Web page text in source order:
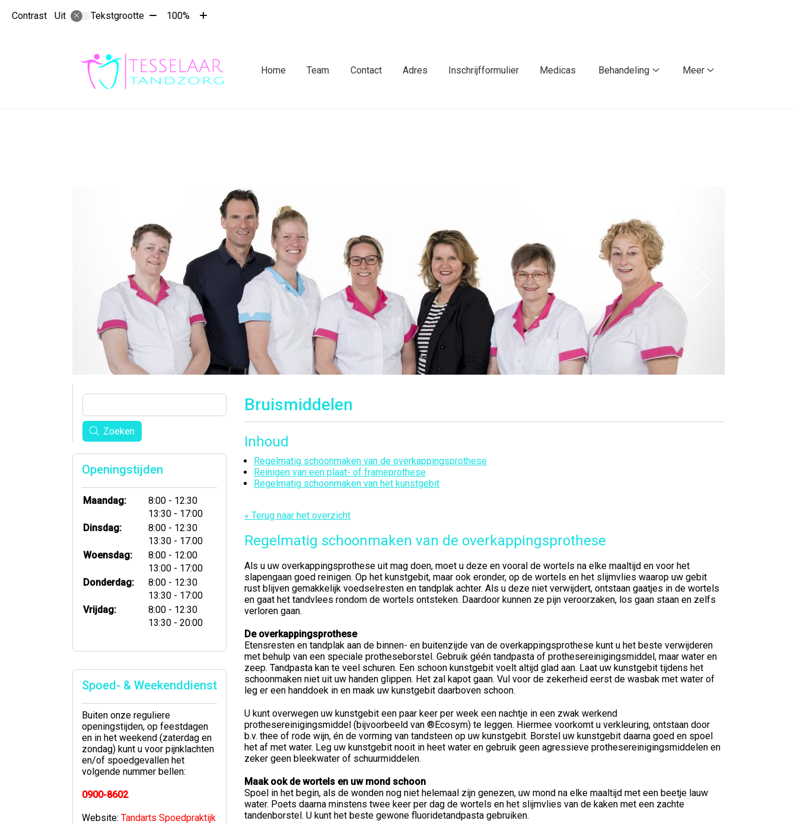
Contrast Uit Tekstgrootte Tekst100%
Tekst
Hoofdmenu
Home Team Contact Adres Inschrijfformulier Medicas
Behandeling
Meer
Bruismiddelen
Inhoud
Regelmatig schoonmaken van de overkappingsprothese
Reinigen van een plaat- of frameprothese
Regelmatig schoonmaken van het kunstgebit
« Terug naar het overzicht
Regelmatig schoonmaken van de overkappingsprothese
Als u uw overkappingsprothese uit mag doen, moet u deze en vooral de wortels na elke maaltijd en voor het
slapengaan goed reinigen. Op het kunstgebit, maar ook eronder, op de wortels en het slijmvlies waarop uw gebit
rust blijven gemakkelijk voedselresten en tandplak achter. Als u deze niet verwijdert, ontstaan gaatjes in de wortels
en gaat het tandvlees rondom de wortels ontsteken. Daardoor kunnen ze pijn veroorzaken, los gaan staan en zelfs
verloren gaan.
De overkappingsprothese
Etensresten en tandplak aan de binnen- en buitenzijde van de overkappingsprothese kunt u het beste verwijderen
met behulp van een speciale protheseborstel. Gebruik géén tandpasta of prothesereinigingsmiddel, maar water en
zeep. Tandpasta kan te veel schuren. Een schoon kunstgebit voelt altijd glad aan. Laat uw kunstgebit tijdens het
schoonmaken niet uit uw handen glippen. Het zal kapot gaan. Vul voor de zekerheid eerst de wasbak met water of
leg er een handdoek in en maak uw kunstgebit daarboven schoon.
U kunt overwegen uw kunstgebit een paar keer per week een nachtje in een zwak werkend
prothesereinigingsmiddel (bijvoorbeeld van ®Ecosym) te leggen. Hiermee voorkomt u verkleuring, ontstaan door
b.v. thee of rode wijn, én de vorming van tandsteen op uw kunstgebit. Borstel uw kunstgebit daarna goed en spoel
het af met water. Leg uw kunstgebit nooit in heet water en gebruik geen agressieve prothesereinigingsmiddelen en
zeker geen bleekwater of schuurmiddelen.
Maak ook de wortels en uw mond schoon
Spoel in het begin, als de wonden nog niet helemaal zijn genezen, uw mond na elke maaltijd met een beetje lauw
water. Poets daarna minstens twee keer per dag de wortels en het slijmvlies van de kaken met een zachte
tandenborstel. U kunt het beste gewone fluoridetandpasta gebruiken.
Zoeken
Openingstijden
Maandag: 8:00 tot
- 12:30
13:30 tot
- 17:00
Dinsdag:
8:00 tot
- 12:30
13:30 tot
- 17.00
Woensdag:
8:00 tot
- 12:00
13:00 tot
- 17:00
Donderdag:
8:00 tot
- 12:30
13:30 tot
- 17:00
Vrijdag:
8:00 tot
- 12:30
13:30 tot
- 20:00
Spoed- & Weekenddienst
Buiten onze reguliere
openingstijden, op feestdagen
en in het weekend (zaterdag en
zondag) kunt u voor pijnklachten
en/of spoedgevallen het
volgende nummer bellen:
0900-8602
Website: Tandarts Spoedpraktijk